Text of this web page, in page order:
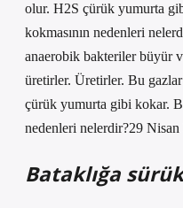
olur. H2S çürük yumurta
kokmasının nedenleri
anaerobik bakteriler büyür
üretirler. Üretirler. Bu
çürük yumurta gibi kokar.
nedenleri nelerdir?29 Nisan
Bataklığa